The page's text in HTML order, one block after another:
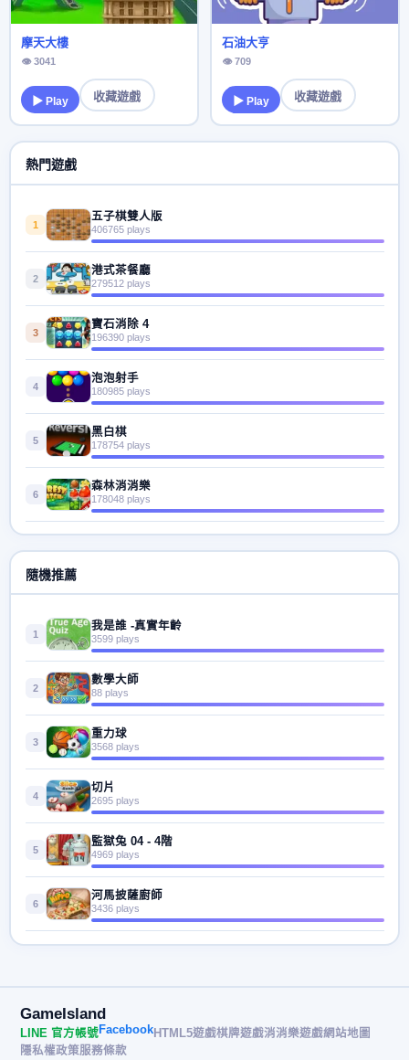
摩天大樓
👁 3041
▶ Play 收藏遊戲
石油大亨
👁 709
▶ Play 收藏遊戲
熱門遊戲
1
五子棋雙人版
406765 plays
2
港式茶餐廳
279512 plays
3
寶石消除 4
196390 plays
4
泡泡射手
180985 plays
5
黑白棋
178754 plays
6
森林消消樂
178048 plays
隨機推薦
1
我是誰 -真實年齡
3599 plays
2
數學大師
88 plays
3
重力球
3568 plays
4
切片
2695 plays
5
監獄兔 04 - 4階
4969 plays
6
河馬披薩廚師
3436 plays
GameIsland
LINE 官方帳號FacebookHTML5遊戲棋牌遊戲消消樂遊戲網站地圖
隱私權政策服務條款